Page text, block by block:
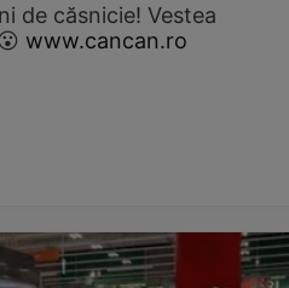
de căsnicie! Vestea
www.cancan.ro